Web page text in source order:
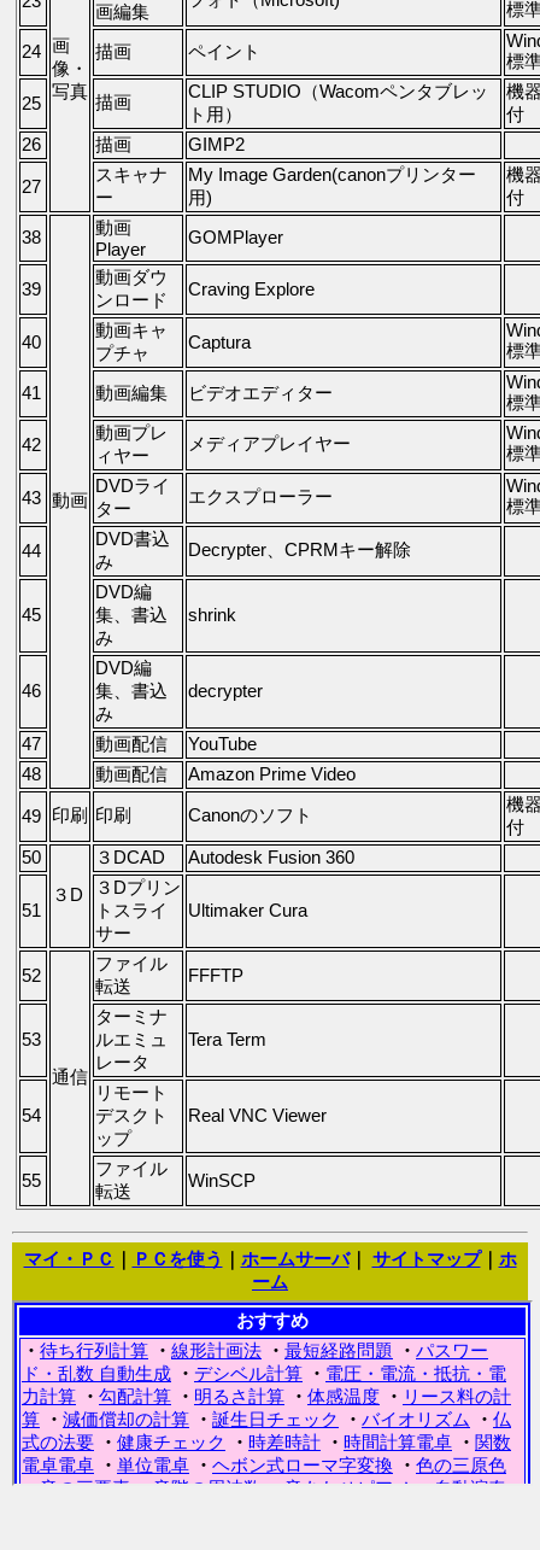
画
像・
写真
画編集 標
24 描画 ペイント
標
25 描画
CLIP STUDIO（Wacomペンタブレッ
ト用）
機
付
26
描画 GIMP2
27
スキャナ
ー
My Image Garden(canonプリンター
用)
機
付
38
動画
動画
Player
GOMPlayer
39
動画ダウ
ンロード
Craving Explore
40
動画キャ
プチャ
Captura
標
41 動画編集 ビデオエディター
標
42
動画プレ
ィヤー
メディアプレイヤー
標
43
DVDライ
ター
エクスプローラー
標
44
DVD書込
み
Decrypter、CPRMキー解除
45
DVD編
集、書込
み
shrink
46
DVD編
集、書込
み
decrypter
47 動画配信
YouTube
48
動画配信 Amazon Prime Video
49 印刷 印刷 Canonのソフト
機
付
50
３D
３DCAD Autodesk Fusion 360
51
３Dプリン
トスライ
サー
Ultimaker Cura
52
通信
ファイル
転送
FFFTP
53
ターミナ
ルエミュ
レータ
Tera Term
54
リモート
デスクト
ップ
Real VNC Viewer
55
ファイル
転送
WinSCP
マイ・ＰＣ ＰＣを使う ホームサーバ｜ サイトマップ｜ ホ
ーム